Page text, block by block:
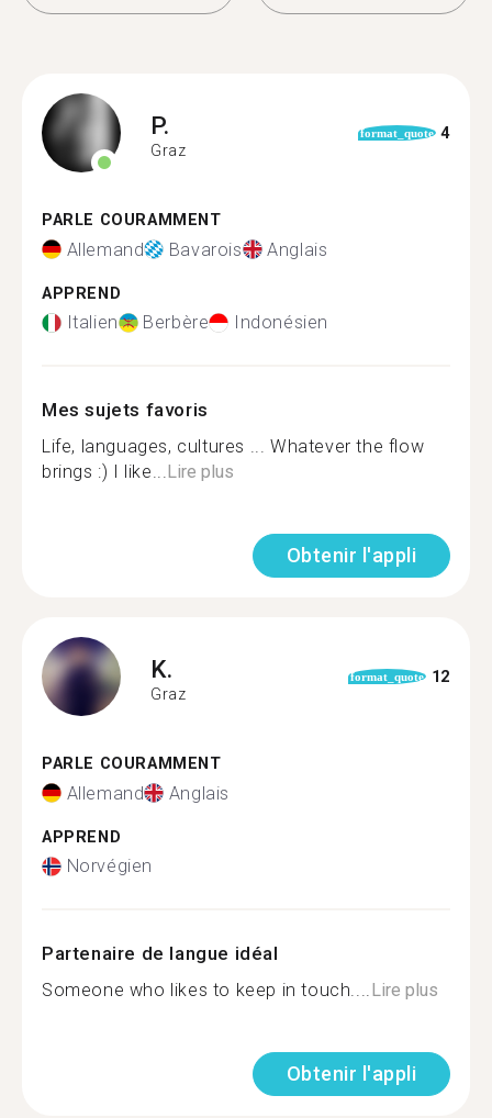
P.
Graz
format_quote 4
PARLE COURAMMENT
Allemand Bavarois Anglais
APPREND
Italien Berbère Indonésien
Mes sujets favoris
Life, languages, cultures ... Whatever the flow
brings :) I like...Lire plus
Obtenir l'appli
K.
Graz
format_quote 12
PARLE COURAMMENT
Allemand Anglais
APPREND
Norvégien
Partenaire de langue idéal
Someone who likes to keep in touch....Lire plus
Obtenir l'appli